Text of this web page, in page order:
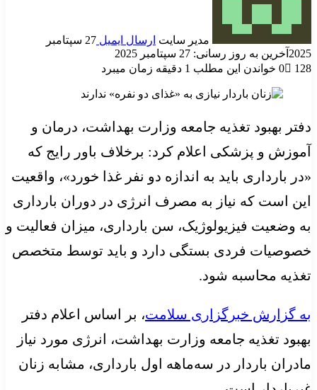
مدیر سایت ارسال ایمیل
27 سپتامبر
2025 آخرین به روز رسانی: 27 سپتامبر 2025
0
128 خواندن این مطلب 1 دقیقه زمان میبرد
دفتر بهبود تغذیه جامعه وزارت بهداشت، درمان و
آموزش و پزشکی اعلام کرد: برخلاف باور رایج که
«در بارداری باید به اندازه دو نفر غذا خورد»، واقعیت
این است که نیاز به مصرف انرژی در دوران بارداری
به وضعیت فیزیولوژیک، سن بارداری، میزان فعالیت و
خصوصیات فردی بستگی دارد و باید توسط متخصص
تغذیه محاسبه شود.
به گزارش خبرگزاری سلامت، بر اساس اعلام دفتر
بهبود تغذیه جامعه وزارت بهداشت، انرژی مورد نیاز
مادران باردار در سه‌ماهه اول بارداری، مشابه زنان